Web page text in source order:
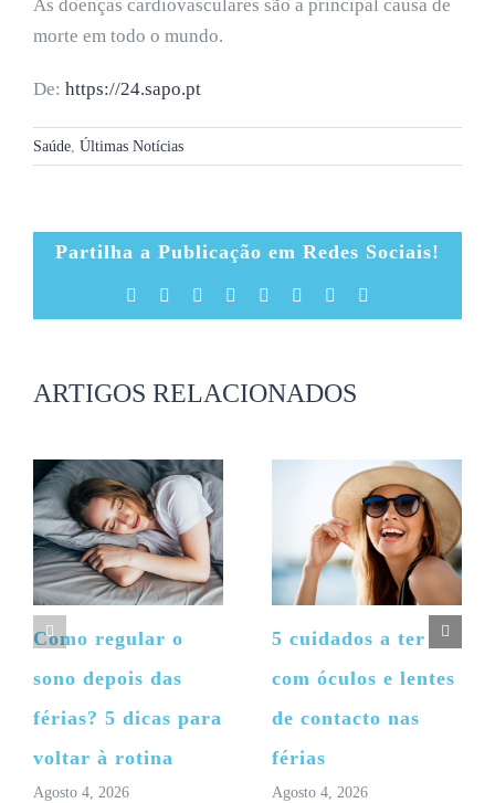
As doenças cardiovasculares são a principal causa de
morte em todo o mundo.
De: https://24.sapo.pt
Saúde Últimas Notícias
Partilha a Publicação em Redes Sociais!
Facebook Reddit LinkedIn
TumblrPinterest
ARTIGOS RELACIONADOS
Como regular o
sono depois das
férias? 5 dicas para
voltar à rotina
Agosto 4, 2026
5 cuidados a ter
com óculos e lentes
de contacto nas
férias
Agosto 4, 2026